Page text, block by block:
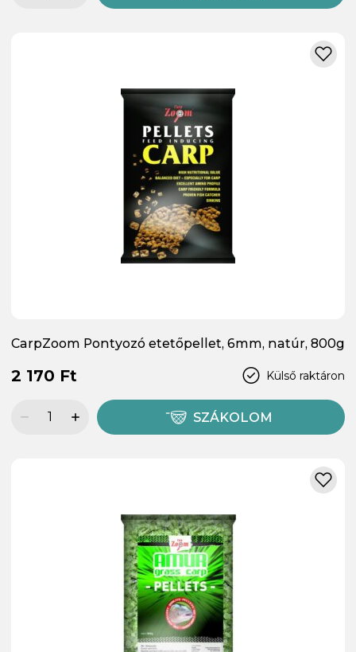
CarpZoom Pontyozó etetőpellet, 6mm, natúr, 800g
Külső raktáron
2 170 Ft
SZÁKOLOM